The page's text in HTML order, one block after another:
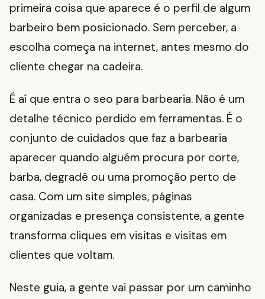
primeira coisa que aparece é o perfil de algum
barbeiro bem posicionado. Sem perceber, a
escolha começa na internet, antes mesmo do
cliente chegar na cadeira.
É aí que entra o seo para barbearia. Não é um
detalhe técnico perdido em ferramentas. É o
conjunto de cuidados que faz a barbearia
aparecer quando alguém procura por corte,
barba, degradê ou uma promoção perto de
casa. Com um site simples, páginas
organizadas e presença consistente, a gente
transforma cliques em visitas e visitas em
clientes que voltam.
Neste guia, a gente vai passar por um caminho